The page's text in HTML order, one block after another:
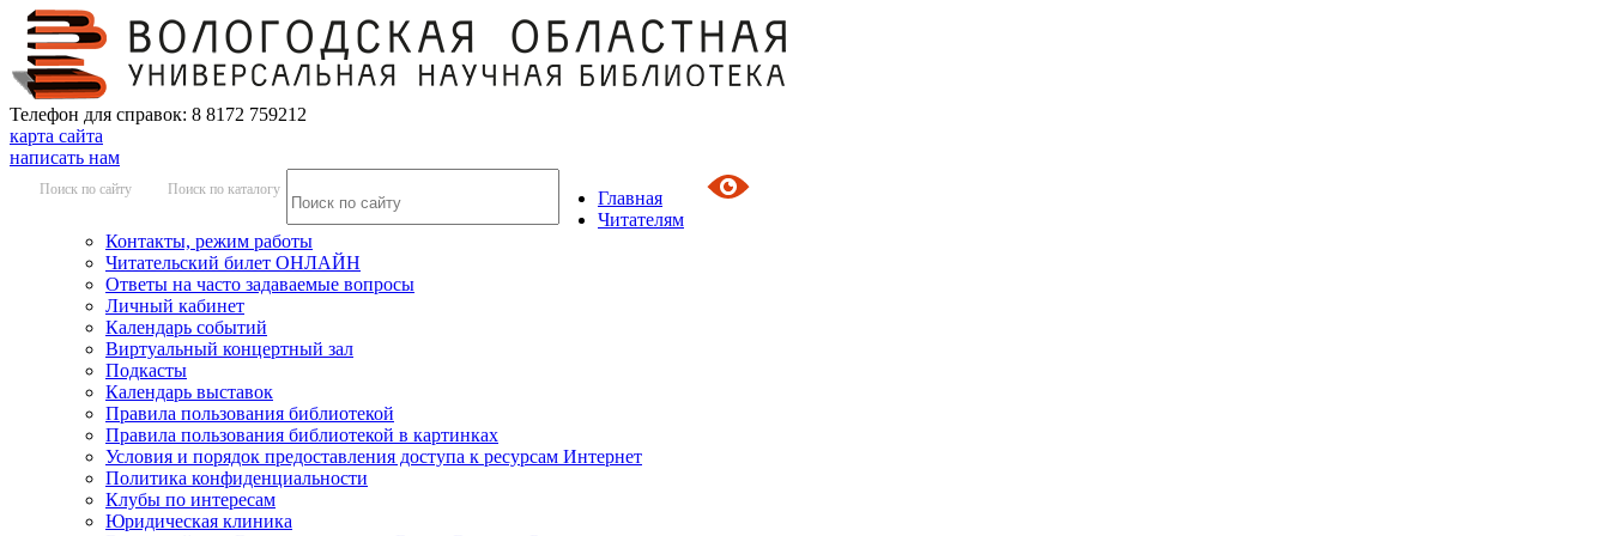
Телефон для справок: 8 8172 759212
карта сайта
написать нам
Поиск по сайту Поиск по каталогу
Главная
Читателям
Контакты, режим работы
Читательский билет ОНЛАЙН
Ответы на часто задаваемые вопросы
Личный кабинет
Календарь событий
Виртуальный концертный зал
Подкасты
Календарь выставок
Правила пользования библиотекой
Правила пользования библиотекой в картинках
Условия и порядок предоставления доступа к ресурсам Интернет
Политика конфиденциальности
Клубы по интересам
Юридическая клиника